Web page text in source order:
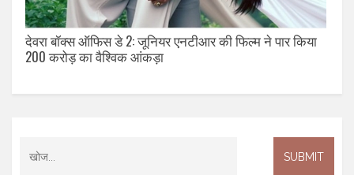
देवरा बॉक्स ऑफिस डे 2: जूनियर एनटीआर की फिल्म ने पार किया
200 करोड़ का वैश्विक आंकड़ा